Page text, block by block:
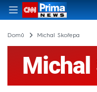
Domů Michal Skořepa
Michal